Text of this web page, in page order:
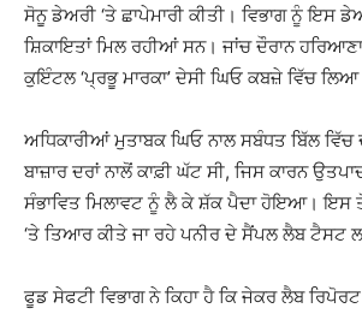
ਸੋਨੂ ਡੇਅਰੀ ‘ਤੇ ਛਾਪੇਮਾਰੀ ਕੀਤੀ। ਵਿਭਾਗ ਨੂੰ ਇਸ
ਸ਼ਿਕਾਇਤਾਂ ਮਿਲ ਰਹੀਆਂ ਸਨ। ਜਾਂਚ ਦੌਰਾਨ
ਕੁਇੰਟਲ ‘ਪ੍ਰਭੂ ਮਾਰਕਾ’ ਦੇਸੀ ਘਿਓ ਕਬਜ਼ੇ ਵਿੱਚ
ਅਧਿਕਾਰੀਆਂ ਮੁਤਾਬਕ ਘਿਓ ਨਾਲ ਸਬੰਧਤ ਬਿੱਲ
ਬਾਜ਼ਾਰ ਦਰਾਂ ਨਾਲੋਂ ਕਾਫ਼ੀ ਘੱਟ ਸੀ, ਜਿਸ ਕਾਰਨ
ਸੰਭਾਵਿਤ ਮਿਲਾਵਟ ਨੂੰ ਲੈ ਕੇ ਸ਼ੱਕ ਪੈਦਾ ਹੋਇਆ।
‘ਤੇ ਤਿਆਰ ਕੀਤੇ ਜਾ ਰਹੇ ਪਨੀਰ ਦੇ ਸੈਂਪਲ ਲੈਬ ਟੈਸਟ
ਫੂਡ ਸੇਫਟੀ ਵਿਭਾਗ ਨੇ ਕਿਹਾ ਹੈ ਕਿ ਜੇਕਰ ਲੈਬ